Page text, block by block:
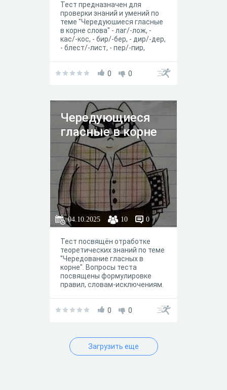
Тест предназначен для
проверки знаний и умений по
теме "Чередуюшиеся гласные
в корне слова" - лаг/-лож, -
кас/-кос, - бир/-бер, - дир/-дер,
- блест/-лист, - пер/-пир,
скоч
0 0
Чередующиеся
гласные в корне
04.10.2025 10 0
Тест посвящён отработке
теоретических знаний по теме
"Чередование гласных в
корне". Вопросы теста
посвящены формулировке
правил, словам-исключениям.
быть использован как элемент
0 0
Загрузить еще